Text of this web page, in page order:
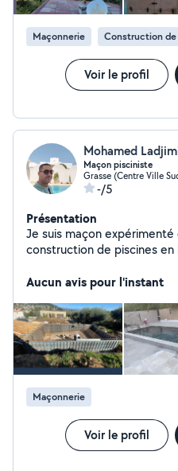
sols/murs Menuiserie intérieure et extérieure Isolation
thermique et phonique Aménagement intérieur et
extérieur Toitures et nettoyage Nos engagements : Un
interlocuteur unique pour
travaux réalisés dans les délais Le respect des
en vigueur et des garanties
Maçonnerie Construction
Voir le profil
Maçon pisciniste
Grasse (Centre Ville
-/5
Présentation
Je suis maçon
construction de piscines
réparation des piscines
Aucun avis pour l'instant
Maçonnerie
Voir le profil